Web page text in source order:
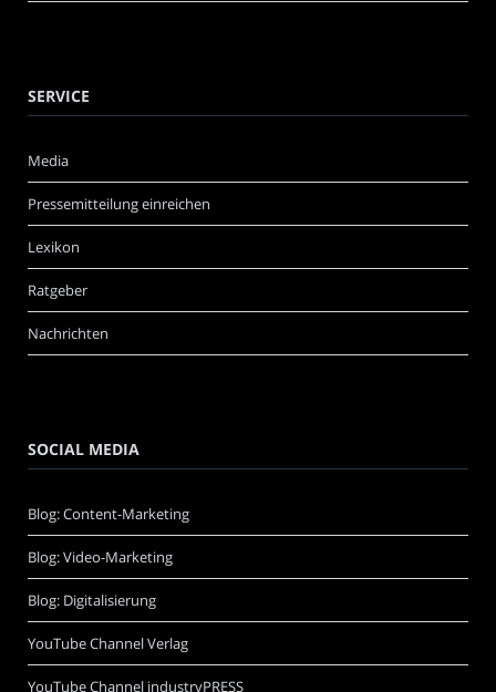
SERVICE
Media
Pressemitteilung einreichen
Lexikon
Ratgeber
Nachrichten
SOCIAL MEDIA
Blog: Content-Marketing
Blog: Video-Marketing
Blog: Digitalisierung
YouTube Channel Verlag
YouTube Channel industryPRESS